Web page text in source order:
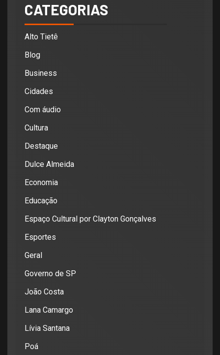
CATEGORIAS
Alto Tietê
Blog
Business
Cidades
Com áudio
Cultura
Destaque
Dulce Almeida
Economia
Educação
Espaço Cultural por Clayton Gonçalves
Esportes
Geral
Governo de SP
João Costa
Lana Camargo
Lívia Santana
Poá